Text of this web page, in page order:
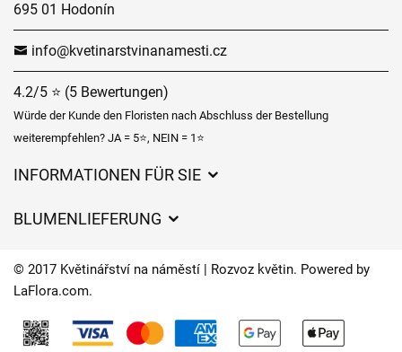
695 01 Hodonín
info@kvetinarstvinanamesti.cz
4.2/5 ⭐ (5 Bewertungen)
Würde der Kunde den Floristen nach Abschluss der Bestellung
weiterempfehlen? JA = 5⭐, NEIN = 1⭐
INFORMATIONEN FÜR SIE
Lieferzeiten für Blumen – Übersicht der Möglichkeiten
BLUMENLIEFERUNG
Wohin wir Blumen liefern
Kontakt
© 2017 Květinářství na náměstí | Rozvoz květin. Powered by
LaFlora.com.